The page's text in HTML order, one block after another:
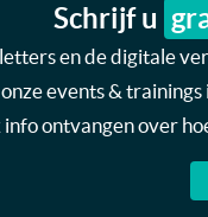
Schrijf u
en de digitale
events &
ontvangen over